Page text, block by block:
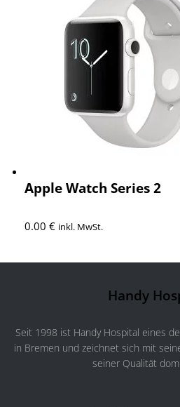
Apple Watch Series 2
0.00 € inkl. MwSt.
Handy
Seit 1998 ist Handy Hospital eines
in Bremen und zeichnet sich mit
seiner Qualität